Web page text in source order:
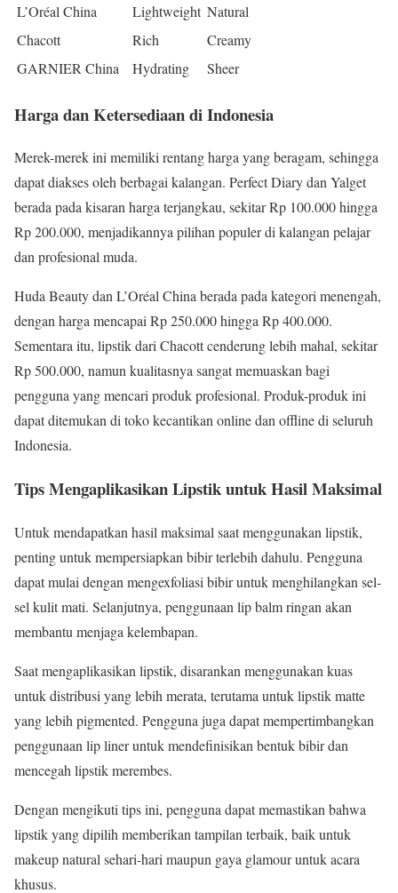
L’Oréal China
Lightweight Natural
Chacott
Rich
Creamy
GARNIER China
Hydrating Sheer
Harga dan Ketersediaan di Indonesia
Merek-merek ini memiliki rentang harga yang beragam, sehingga
dapat diakses oleh berbagai kalangan. Perfect Diary dan Yalget
berada pada kisaran harga terjangkau, sekitar Rp 100.000 hingga
Rp 200.000, menjadikannya pilihan populer di kalangan pelajar
dan profesional muda.
Huda Beauty dan L’Oréal China berada pada kategori menengah,
dengan harga mencapai Rp 250.000 hingga Rp 400.000.
Sementara itu, lipstik dari Chacott cenderung lebih mahal, sekitar
Rp 500.000, namun kualitasnya sangat memuaskan bagi
pengguna yang mencari produk profesional. Produk-produk ini
dapat ditemukan di toko kecantikan online dan offline di seluruh
Indonesia.
Tips Mengaplikasikan Lipstik untuk Hasil Maksimal
Untuk mendapatkan hasil maksimal saat menggunakan lipstik,
penting untuk mempersiapkan bibir terlebih dahulu. Pengguna
dapat mulai dengan mengexfoliasi bibir untuk menghilangkan sel-
sel kulit mati. Selanjutnya, penggunaan lip balm ringan akan
membantu menjaga kelembapan.
Saat mengaplikasikan lipstik, disarankan menggunakan kuas
untuk distribusi yang lebih merata, terutama untuk lipstik matte
yang lebih pigmented. Pengguna juga dapat mempertimbangkan
penggunaan lip liner untuk mendefinisikan bentuk bibir dan
mencegah lipstik merembes.
Dengan mengikuti tips ini, pengguna dapat memastikan bahwa
lipstik yang dipilih memberikan tampilan terbaik, baik untuk
makeup natural sehari-hari maupun gaya glamour untuk acara
khusus.